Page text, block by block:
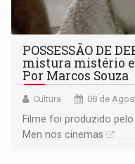
POSSESSÃO DE
mistura mistério
Por Marcos Souza
Cultura 08 de
Filme foi produzido
Men nos cinemas